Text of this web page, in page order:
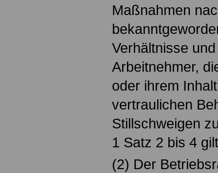
Maßnahmen
Verhältnisse
Arbeitnehmer,
oder ihrem
vertraulichen
Stillschweigen
1 Satz 2 bis 4
(2) Der